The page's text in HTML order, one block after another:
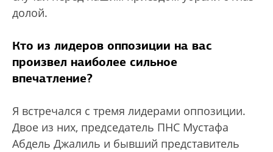
долой.
Кто из лидеров оппозиции на вас
произвел наиболее сильное
впечатление?
Я встречался с тремя лидерами оппозиции.
Двое из них, председатель ПНС Мустафа
Абдель Джалиль и бывший представитель